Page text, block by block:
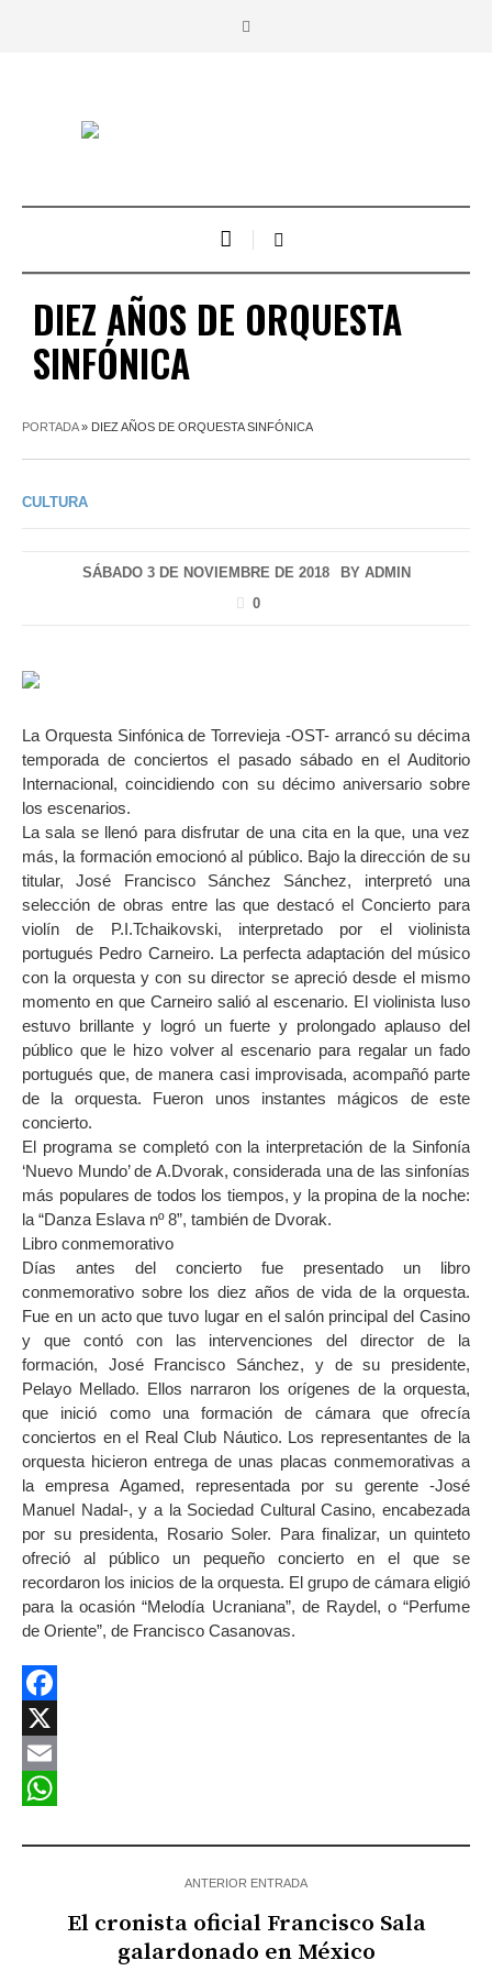
DIEZ AÑOS DE ORQUESTA
SINFÓNICA
PORTADA» DIEZ AÑOS DE ORQUESTA SINFÓNICA
CULTURA
SÁBADO 3 DE NOVIEMBRE DE 2018 BY ADMIN
0
La Orquesta Sinfónica de Torrevieja -OST- arrancó su décima
temporada de conciertos el pasado sábado en el Auditorio
Internacional, coincidiendo con su décimo aniversario sobre
los escenarios.
La sala se llenó para disfrutar de una cita en la que, una vez
más, la formación emocionó al público. Bajo la dirección de su
titular, José Francisco Sánchez Sánchez, interpretó una
selección de obras entre las que destacó el Concierto para
violín de P.I.Tchaikovski, interpretado por el violinista
portugués Pedro Carneiro. La perfecta adaptación del músico
con la orquesta y con su director se apreció desde el mismo
momento en que Carneiro salió al escenario. El violinista luso
estuvo brillante y logró un fuerte y prolongado aplauso del
público que le hizo volver al escenario para regalar un fado
portugués que, de manera casi improvisada, acompañó parte
de la orquesta. Fueron unos instantes mágicos de este
concierto.
El programa se completó con la interpretación de la Sinfonía
‘Nuevo Mundo’ de A.Dvorak, considerada una de las sinfonías
más populares de todos los tiempos, y la propina de la noche:
la “Danza Eslava nº 8”, también de Dvorak.
Libro conmemorativo
Días antes del concierto fue presentado un libro
conmemorativo sobre los diez años de vida de la orquesta.
Fue en un acto que tuvo lugar en el salón principal del Casino
y que contó con las intervenciones del director de la
formación, José Francisco Sánchez, y de su presidente,
Pelayo Mellado. Ellos narraron los orígenes de la orquesta,
que inició como una formación de cámara que ofrecía
conciertos en el Real Club Náutico. Los representantes de la
orquesta hicieron entrega de unas placas conmemorativas a
la empresa Agamed, representada por su gerente -José
Manuel Nadal-, y a la Sociedad Cultural Casino, encabezada
por su presidenta, Rosario Soler. Para finalizar, un quinteto
ofreció al público un pequeño concierto en el que se
recordaron los inicios de la orquesta. El grupo de cámara eligió
para la ocasión “Melodía Ucraniana”, de Raydel, o “Perfume
de Oriente”, de Francisco Casanovas.
Facebook
X
Email
ANTERIOR ENTRADA
El cronista oficial Francisco Sala
galardonado en México